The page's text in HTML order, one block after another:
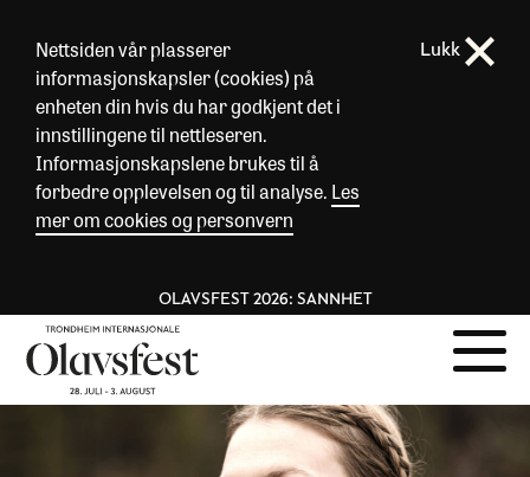
Nettsiden vår plasserer
informasjonskapsler (cookies) på
enheten din hvis du har godkjent det i
innstillingene til nettleseren.
Informasjonskapslene brukes til å
forbedre opplevelsen og til analyse. Les
mer om cookies og personvern
Lukk
OLAVSFEST 2026: SANNHET